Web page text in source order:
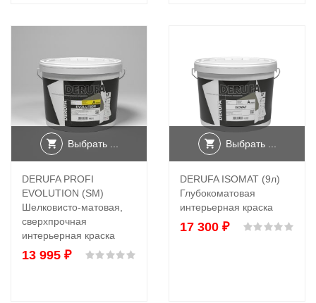
Выбрать ...
DERUFA PROFI
EVOLUTION (SM)
Шелковисто-матовая,
сверхпрочная
интерьерная краска
13 995 ₽
Выбрать ...
DERUFA ISOMAT (9л)
Глубокоматовая
интерьерная краска
17 300 ₽